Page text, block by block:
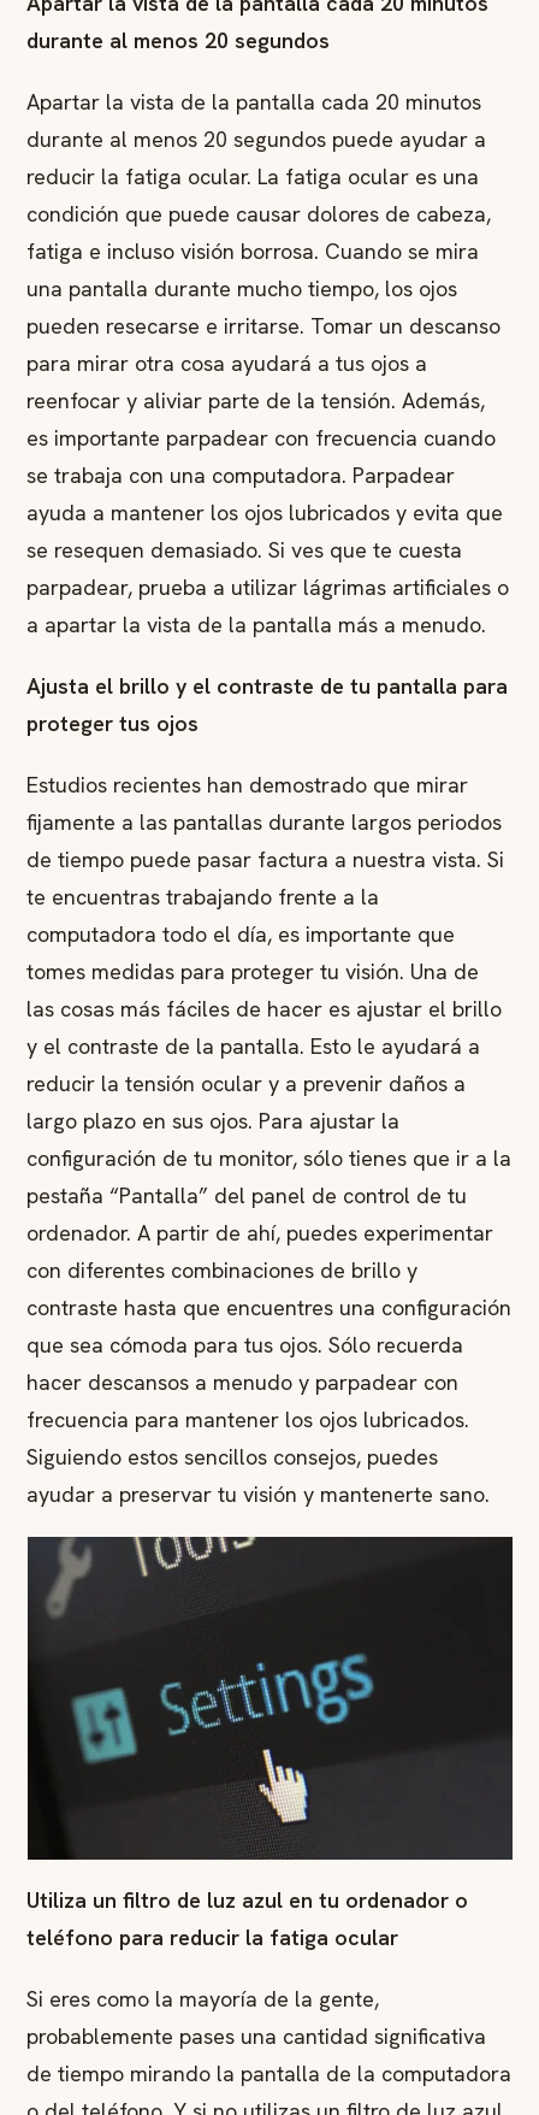
durante al menos 20 segundos
Apartar la vista de la pantalla cada 20 minutos
durante al menos 20 segundos puede ayudar a
reducir la fatiga ocular. La fatiga ocular es una
condición que puede causar dolores de cabeza,
fatiga e incluso visión borrosa. Cuando se mira
una pantalla durante mucho tiempo, los ojos
pueden resecarse e irritarse. Tomar un descanso
para mirar otra cosa ayudará a tus ojos a
reenfocar y aliviar parte de la tensión. Además,
es importante parpadear con frecuencia cuando
se trabaja con una computadora. Parpadear
ayuda a mantener los ojos lubricados y evita que
se resequen demasiado. Si ves que te cuesta
parpadear, prueba a utilizar lágrimas artificiales o
a apartar la vista de la pantalla más a menudo.
Ajusta el brillo y el contraste de tu pantalla para
proteger tus ojos
Estudios recientes han demostrado que mirar
fijamente a las pantallas durante largos periodos
de tiempo puede pasar factura a nuestra vista. Si
te encuentras trabajando frente a la
computadora todo el día, es importante que
tomes medidas para proteger tu visión. Una de
las cosas más fáciles de hacer es ajustar el brillo
y el contraste de la pantalla. Esto le ayudará a
reducir la tensión ocular y a prevenir daños a
largo plazo en sus ojos. Para ajustar la
configuración de tu monitor, sólo tienes que ir a la
pestaña “Pantalla” del panel de control de tu
ordenador. A partir de ahí, puedes experimentar
con diferentes combinaciones de brillo y
contraste hasta que encuentres una configuración
que sea cómoda para tus ojos. Sólo recuerda
hacer descansos a menudo y parpadear con
frecuencia para mantener los ojos lubricados.
Siguiendo estos sencillos consejos, puedes
ayudar a preservar tu visión y mantenerte sano.
Utiliza un filtro de luz azul en tu ordenador o
teléfono para reducir la fatiga ocular
Si eres como la mayoría de la gente,
probablemente pases una cantidad significativa
de tiempo mirando la pantalla de la computadora